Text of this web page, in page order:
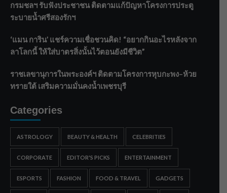
กรมชลฯ รับฟังประชาชน ติดตามแก้ปัญหาโครงการประตู
ระบายน้ำศรีสองรักฯ
‘แมน การิน’ แชร์ความเชื่อชวนคิด! “อยากกินอะไรหลังจาก
ลาโลกนี้ ให้ใส่บาตรสิ่งนั้นไว้ตอนยังมีชีวิต”
ราชเลขานุการในพระองค์ฯ ติดตามโครงการหุบกะพง–ห้วย
ทรายใต้ เสริมความมั่นคงน้ำเพชรบุรี
Categories
ASTROLOGY BEAUTY & HEALTH CELEBRITIES
CORPORATE EDITOR'S PICKS ENTERTAINMENT
ESPORTS FASHION FOOD & TRAVEL GADGETS